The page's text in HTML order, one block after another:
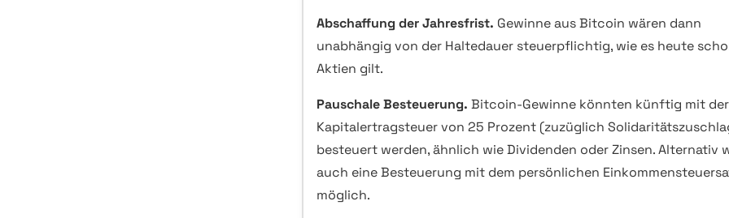
Abschaffung der Jahresfrist. Gewinne aus Bitcoin wären dann
unabhängig von der Haltedauer steuerpflichtig, wie es heute
Aktien gilt.
Pauschale Besteuerung. Bitcoin-Gewinne könnten künftig mit der
Kapitalertragsteuer von 25 Prozent (zuzüglich
besteuert werden, ähnlich wie Dividenden oder Zinsen. Alternativ
auch eine Besteuerung mit dem persönlichen
möglich.